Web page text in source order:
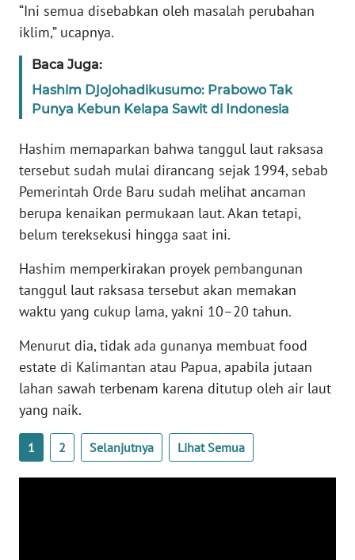
“Ini semua disebabkan oleh masalah perubahan
iklim,” ucapnya.
Baca Juga:
Hashim Djojohadikusumo: Prabowo Tak
Punya Kebun Kelapa Sawit di Indonesia
Hashim memaparkan bahwa tanggul laut raksasa
tersebut sudah mulai dirancang sejak 1994, sebab
Pemerintah Orde Baru sudah melihat ancaman
berupa kenaikan permukaan laut. Akan tetapi,
belum tereksekusi hingga saat ini.
Hashim memperkirakan proyek pembangunan
tanggul laut raksasa tersebut akan memakan
waktu yang cukup lama, yakni 10–20 tahun.
Menurut dia, tidak ada gunanya membuat food
estate di Kalimantan atau Papua, apabila jutaan
lahan sawah terbenam karena ditutup oleh air laut
yang naik.
1 2 Selanjutnya Lihat Semua
WN
SUMUT
JAKARTA
WN
JABAR
WN
BANTEN
WN
NTT
KEPRI
WN
PAPUA